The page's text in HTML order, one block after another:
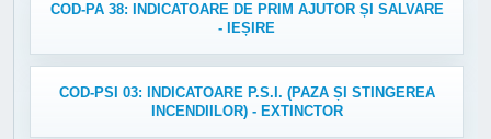
COD-PA 38: INDICATOARE DE PRIM AJUTOR ȘI SALVARE
- IEȘIRE
COD-PSI 03: INDICATOARE P.S.I. (PAZA ȘI STINGEREA
INCENDIILOR) - EXTINCTOR